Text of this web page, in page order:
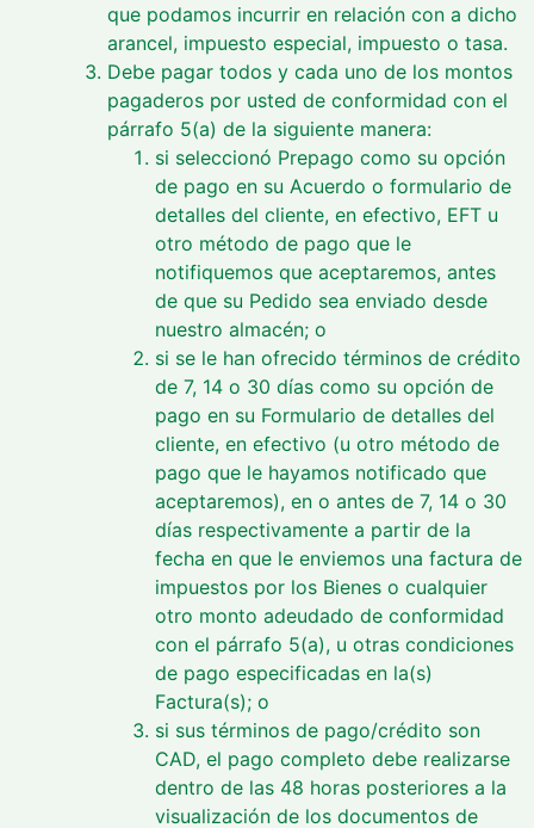
que podamos incurrir en relación con a dicho
arancel, impuesto especial, impuesto o tasa.
Debe pagar todos y cada uno de los montos
pagaderos por usted de conformidad con el
párrafo 5(a) de la siguiente manera:
si seleccionó Prepago como su opción
de pago en su Acuerdo o formulario de
detalles del cliente, en efectivo, EFT u
otro método de pago que le
notifiquemos que aceptaremos, antes
de que su Pedido sea enviado desde
nuestro almacén; o
si se le han ofrecido términos de crédito
de 7, 14 o 30 días como su opción de
pago en su Formulario de detalles del
cliente, en efectivo (u otro método de
pago que le hayamos notificado que
aceptaremos), en o antes de 7, 14 o 30
días respectivamente a partir de la
fecha en que le enviemos una factura de
impuestos por los Bienes o cualquier
otro monto adeudado de conformidad
con el párrafo 5(a), u otras condiciones
de pago especificadas en la(s)
Factura(s); o
si sus términos de pago/crédito son
CAD, el pago completo debe realizarse
dentro de las 48 horas posteriores a la
visualización de los documentos de